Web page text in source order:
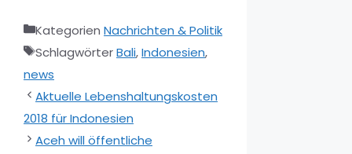
Kategorien Nachrichten & Politik
SchlagwörterBali,Indonesien,
news
Aktuelle Lebenshaltungskosten
2018 für Indonesien
Aceh will öffentliche